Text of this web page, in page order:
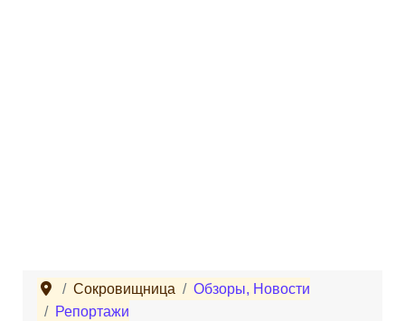
Сокровищница
Обзоры, Новости
Репортажи